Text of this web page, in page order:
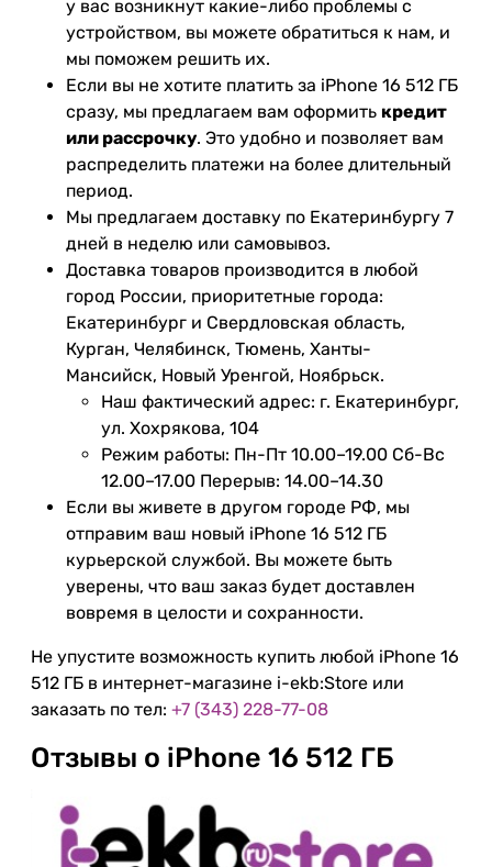
у вас возникнут какие-либо проблемы с
устройством, вы можете обратиться к нам, и
мы поможем решить их.
Если вы не хотите платить за iPhone 16 512 ГБ
сразу, мы предлагаем вам оформить кредит
или рассрочку. Это удобно и позволяет вам
распределить платежи на более длительный
период.
Мы предлагаем доставку по Екатеринбургу 7
дней в неделю или самовывоз.
Доставка товаров производится в любой
город России, приоритетные города:
Екатеринбург и Свердловская область,
Курган, Челябинск, Тюмень, Ханты-
Мансийск, Новый Уренгой, Ноябрьск.
Наш фактический адрес: г. Екатеринбург,
ул. Хохрякова, 104
Режим работы: Пн-Пт 10.00–19.00 Сб-Вс
12.00–17.00 Перерыв: 14.00–14.30
Если вы живете в другом городе РФ, мы
отправим ваш новый iPhone 16 512 ГБ
курьерской службой. Вы можете быть
уверены, что ваш заказ будет доставлен
вовремя в целости и сохранности.
Не упустите возможность купить любой iPhone 16
512 ГБ в интернет-магазине i-ekb:Store или
заказать по тел: +7 (343) 228-77-08
Отзывы о iPhone 16 512 ГБ